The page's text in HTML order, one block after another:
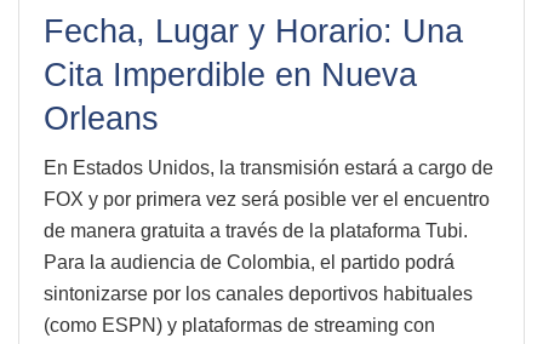
Fecha, Lugar y Horario: Una
Cita Imperdible en Nueva
Orleans
En Estados Unidos, la transmisión estará a cargo de
FOX y por primera vez será posible ver el encuentro
de manera gratuita a través de la plataforma Tubi.
Para la audiencia de Colombia, el partido podrá
sintonizarse por los canales deportivos habituales
(como ESPN) y plataformas de streaming con